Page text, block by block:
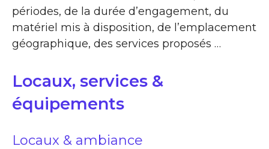
périodes, de la durée d’engagement, du
matériel mis à disposition, de l’emplacement
géographique, des services proposés …
Locaux, services &
équipements
Locaux & ambiance